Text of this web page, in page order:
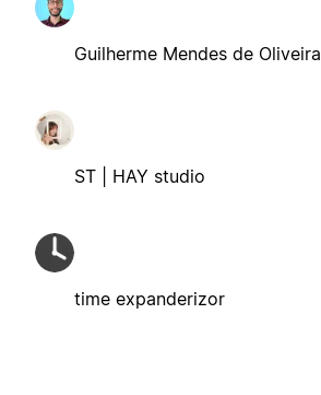
Guilherme Mendes de Oliveira
ST | HAY studio
time expanderizor